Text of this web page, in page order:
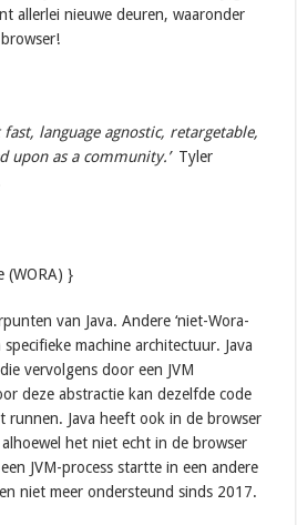
allerlei nieuwe deuren, waaronder
language agnostic, retargetable,
upon as a community.’ Tyler
(WORA) }
van Java. Andere ‘niet-Wora-
specifieke machine architectuur. Java
vervolgens door een JVM
deze abstractie kan dezelfde code
runnen. Java heeft ook in de browser
het niet echt in de browser
JVM-process startte in een andere
niet meer ondersteund sinds 2017.